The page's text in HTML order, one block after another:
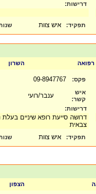
דרישות:
תפקיד: איש צוות שנות
רפואה השרון
פקס:
איש
קשר:
ענבר/רועי
דרישות:
דרושה סייעת רופא שיניים בעלת
צבאית
תפקיד: איש צוות שנות
הצפון